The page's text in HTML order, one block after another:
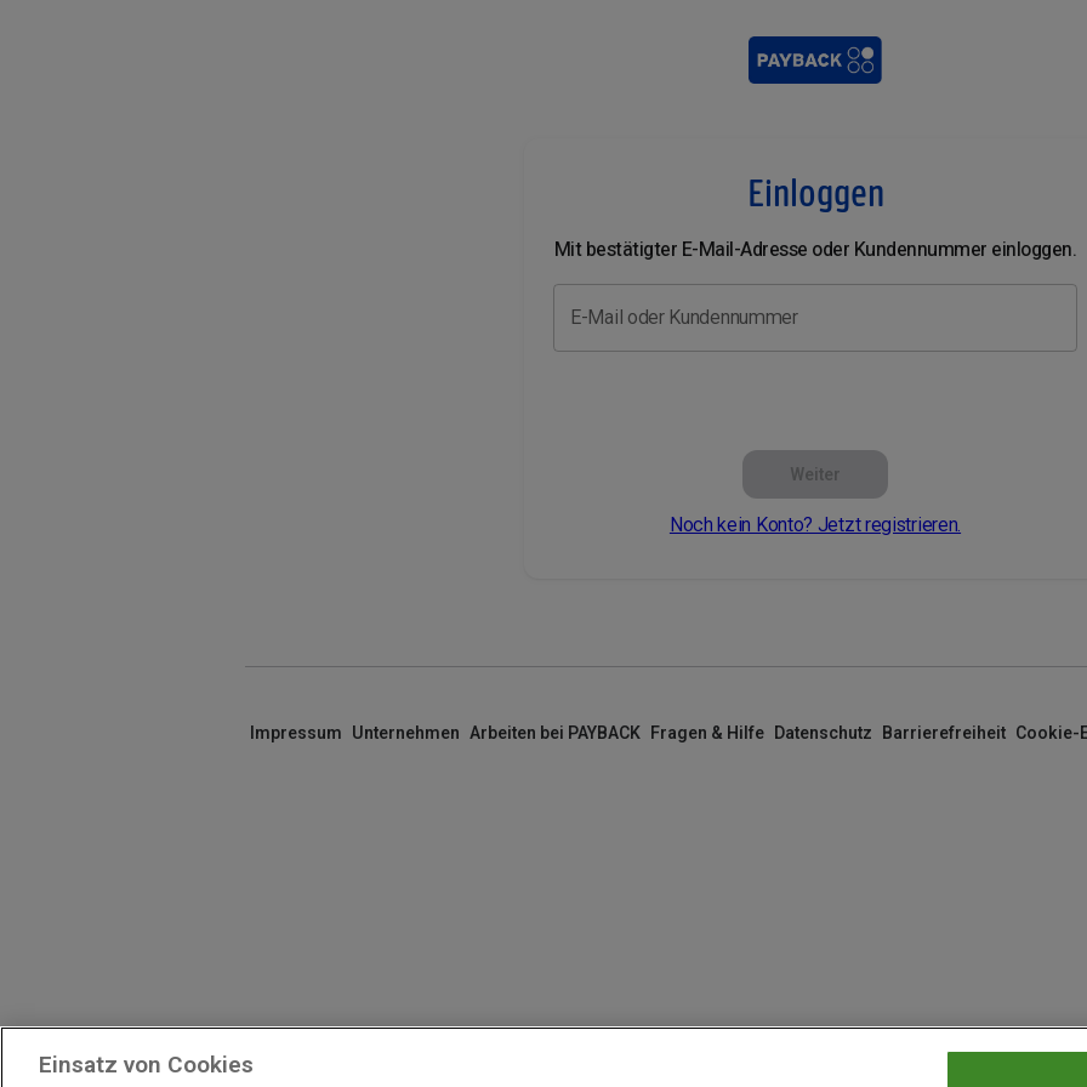
Einloggen
Mit bestätigter E-Mail-Adresse oder Kundennummer einloggen.
E-Mail oder Kundennummer
Weiter
Noch kein Konto? Jetzt registrieren.
Impressum Unternehmen Arbeiten bei PAYBACK Fragen & Hilfe Datenschutz Barrierefreiheit Cookie-
Einsatz von Cookies